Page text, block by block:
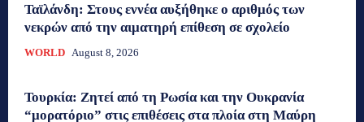
Ταϊλάνδη: Στους εννέα αυξήθηκε ο αριθμός των
νεκρών από την αιματηρή επίθεση σε σχολείο
WORLD August 8, 2026
Τουρκία: Ζητεί από τη Ρωσία και την Ουκρανία
“μορατόριο” στις επιθέσεις στα πλοία στη Μαύρη